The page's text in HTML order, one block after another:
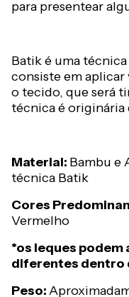
para presentear
Batik é uma
consiste em aplicar
o tecido, que será
técnica é originária
Material: Bambu e
técnica Batik
Cores
Vermelho
*os leques
diferentes dentro
Peso: